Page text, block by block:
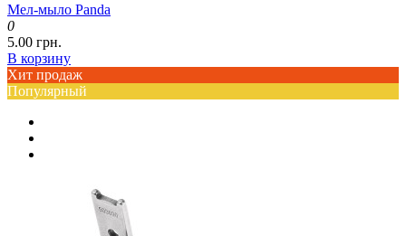
Мел-мыло Panda
0
5.00 грн.
В корзину
Хит продаж
Популярный